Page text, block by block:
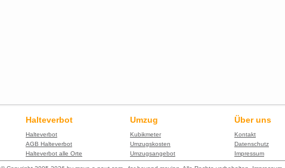
Halteverbot
Halteverbot
AGB Halteverbot
Halteverbot alle Orte
Umzug
Kubikmeter
Umzugskosten
Umzugsangebot
Über uns
Kontakt
Datenschutz
Impressum